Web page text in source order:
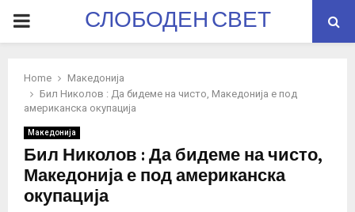
PRIMARYСЛОБОДЕН СВЕТ
Home
Македонија
Бил Николов : Да бидеме на чисто, Македонија е под
американска окупација
Македонија
Бил Николов : Да бидеме на чисто,
Македонија е под американска
окупација